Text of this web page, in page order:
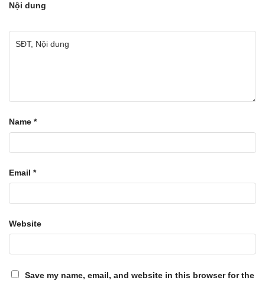
Nội dung
Name *
Email *
Website
Save my name, email, and website in this browser for the